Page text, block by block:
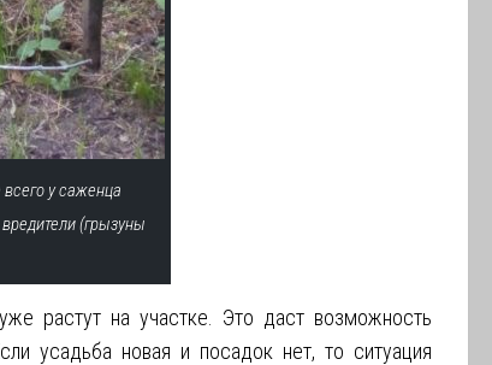
у саженца
(грызуны
растут на участке. Это даст возможность
усадьба новая и посадок нет, то ситуация